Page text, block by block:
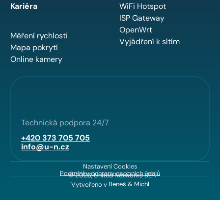
Kariéra
Měření rychlosti
Mapa pokrytí
Online kamery
WiFi Hotspot
ISP Gateway
OpenWrt
Vyjádření k sítím
Technická podpora 24/7
+420 373 705 705
info@u-n.cz
Nastavení Cookies
Podmínky ochrany osobních údajů
© 2026, United Networks SE
Vytvořeno v Beneš & Michl